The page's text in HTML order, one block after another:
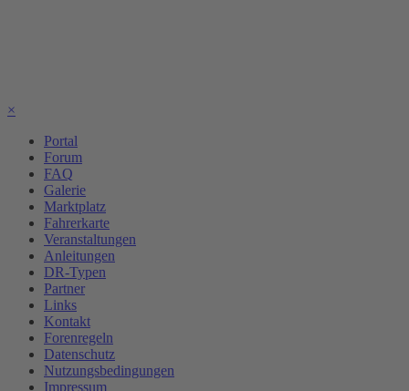
×
Portal
Forum
FAQ
Galerie
Marktplatz
Fahrerkarte
Veranstaltungen
Anleitungen
DR-Typen
Partner
Links
Kontakt
Forenregeln
Datenschutz
Nutzungsbedingungen
Impressum